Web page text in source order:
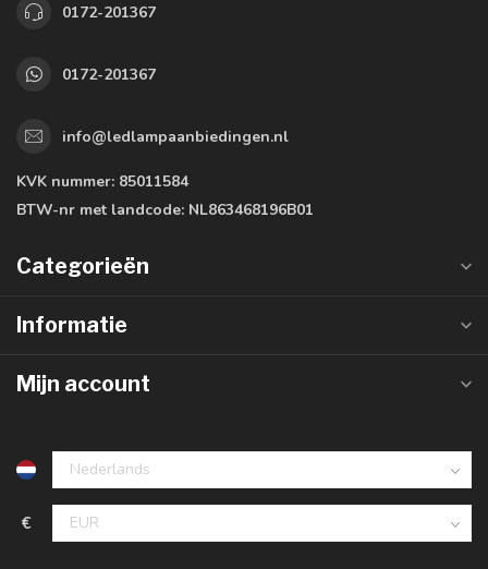
0172-201367
0172-201367
info@ledlampaanbiedingen.nl
KVK nummer: 85011584
BTW-nr met landcode: NL863468196B01
Categorieën
Informatie
Mijn account
€